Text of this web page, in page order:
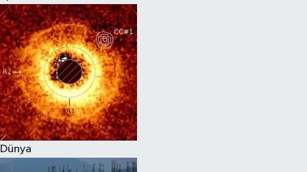
Dünya